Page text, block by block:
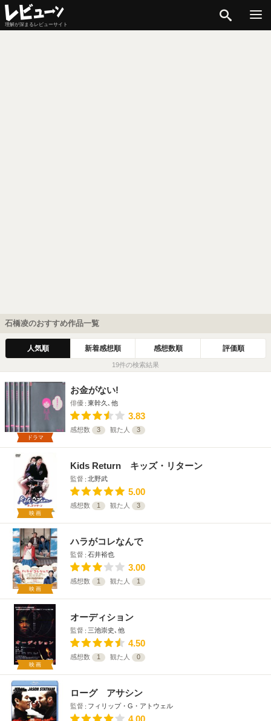
理解が深まるレビューサイト
石橋凌のおすすめ作品一覧
人気順 新着感想順 感想数順 評価順
19件の検索結果
ドラマ
お金がない!
俳優 東幹久､他
3.83
感想数 3 観た人 3
映画
Kids Return キッズ・リターン
監督 北野武
5.00
感想数 1 観た人 3
映画
ハラがコレなんで
監督 石井裕也
3.00
感想数 1 観た人 1
映画
オーディション
監督 三池崇史､他
4.50
感想数 1 観た人 0
ローグ アサシン
監督 フィリップ・G・アトウェル
4.00